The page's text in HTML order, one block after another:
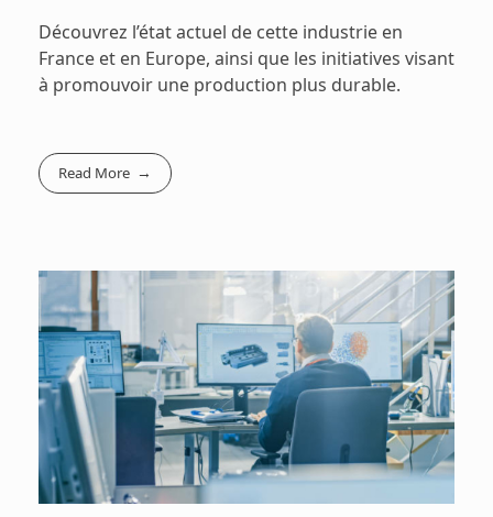
Découvrez l’état actuel de cette industrie en
France et en Europe, ainsi que les initiatives visant
à promouvoir une production plus durable.
Read More